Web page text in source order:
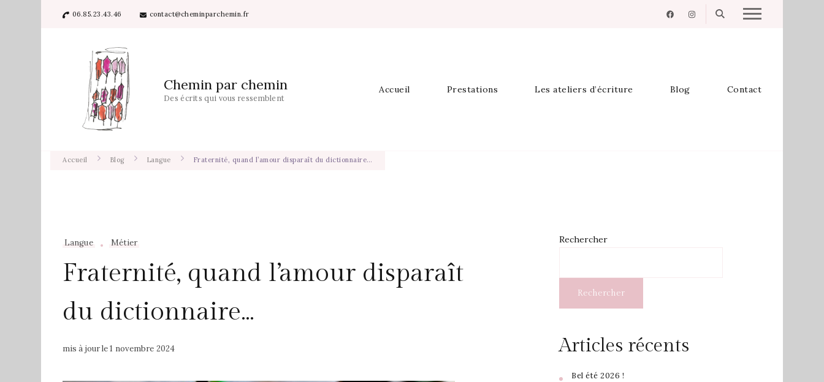
06.85.23.43.46 contact@cheminparchemin.fr
Chemin par chemin
Des écrits qui vous ressemblent
Accueil Prestations Les ateliers d’écriture Blog Contact
Accueil Blog Langue Fraternité, quand l’amour disparaît du dictionnaire…
Langue Métier
Fraternité, quand l’amour disparaît
du dictionnaire…
mis à jour le1 novembre 2024
Rechercher
Rechercher
Articles récents
Bel été 2026 !